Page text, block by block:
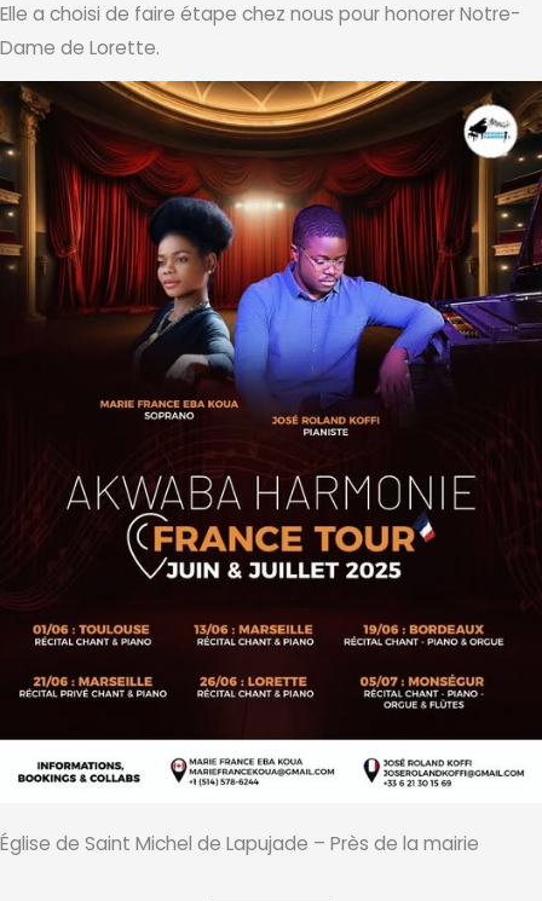
Elle a choisi de faire étape chez nous pour honorer Notre-
Dame de Lorette.
Église de Saint Michel de Lapujade – Près de la mairie